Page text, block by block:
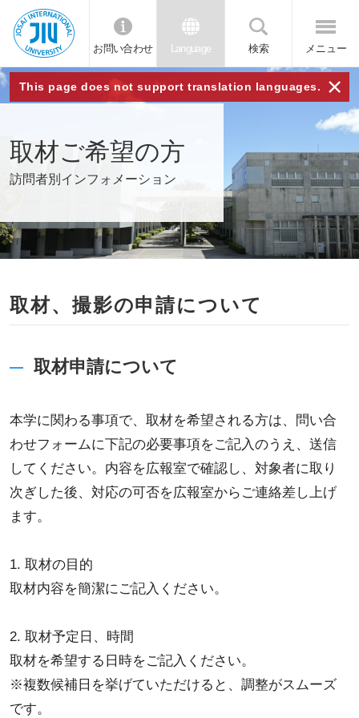
JIU 城西国
際大学
お問い合わせ Language 検索 メニュー
This page does not support translation languages. ×
取材ご希望の方
訪問者別インフォメーション
取材、撮影の申請について
取材申請について
本学に関わる事項で、取材を希望される方は、問い合
わせフォームに下記の必要事項をご記入のうえ、送信
してください。内容を広報室で確認し、対象者に取り
次ぎした後、対応の可否を広報室からご連絡差し上げ
ます。
1. 取材の目的
取材内容を簡潔にご記入ください。
2. 取材予定日、時間
取材を希望する日時をご記入ください。
※複数候補日を挙げていただけると、調整がスムーズ
です。